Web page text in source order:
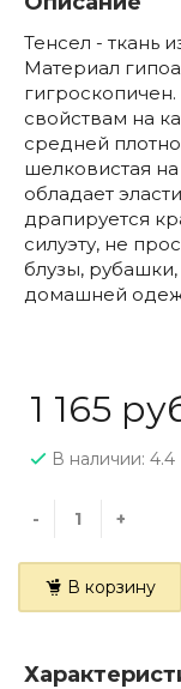
Тенсел - ткань
Материал
свойствам на
средней
шелковистая
обладает
драпируется
силуэту, не
блузы,
домашней
1 165
В наличии: 4.4
- +
В корзину